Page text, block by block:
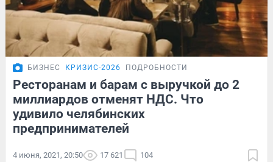
БИЗНЕС КРИЗИС-2026 ПОДРОБНОСТИ
Ресторанам и барам с выручкой до 2
миллиардов отменят НДС. Что
удивило челябинских
предпринимателей
4 июня, 2021, 20:50 17 621 104